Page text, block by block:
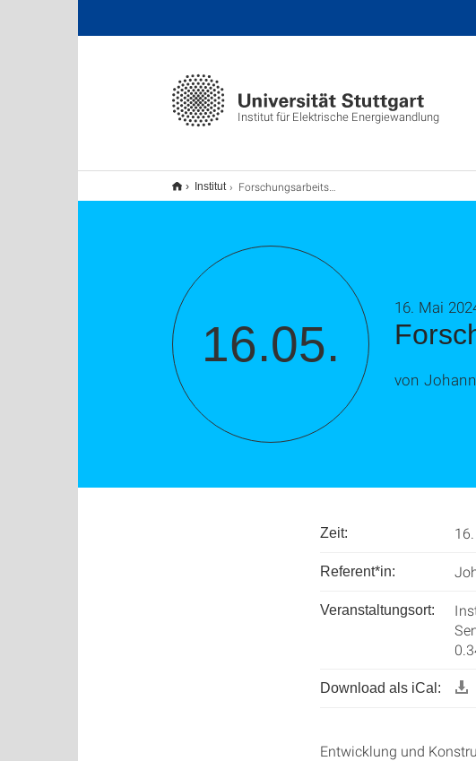
Institut für Elektrische Energiewandlung
Institut Forschungsarbeitsvortrag
16.05.
16. Mai
von
Zeit:
Referent*in:
Veranstaltungsort:
Download als iCal:
Entwicklung und